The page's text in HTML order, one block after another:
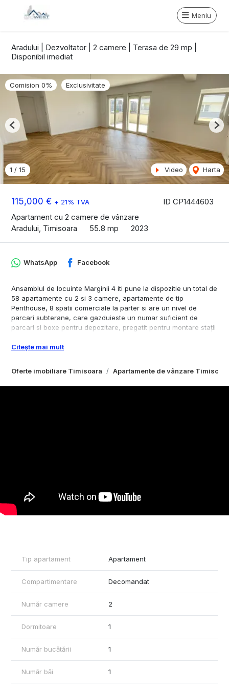
Meniu
Aradului | Dezvoltator | 2 camere | Terasa de 29 mp |
Disponibil imediat
ID CP1444603
115,000 € + 21% TVA
Apartament cu 2 camere de vânzare
Aradului, Timisoara
55.8 mp 2023
Comision 0% Exclusivitate
1 / 15 Video Harta
Previous
Oferte imobiliare Timisoara Apartamente de vânzare Timisoara
WhatsApp Facebook
Ansamblul de locuinte Marginii 4 iti pune la dispozitie un total de
58 apartamente cu 2 si 3 camere, apartamente de tip
Penthouse, 8 spatii comerciale la parter si are un nivel de
parcari subterane, care gazduieste un numar suficient de
parcari si boxe pentru depozitare, pregatit pentru montare stații
Situat intr-o zona apreciata de toti Timisorenii: zona Aradului.
unitati bancare, unitati medicale, scoli publice si private, centre
comerciale.
o Termostat de ambient in fiecare camera
o Centrala proprie in condensatie Bosch
o Instalație electrica Gewis
cuprinse intre 49 si 74 mp.
- 56 mp utili + terasa 29 mp, etaj retras
3 camere:
- 69 mp utili + terasa 10mp, etaj 1-4
- 71 mp utili + terasa 10 mp, etaj 1-4
- 75.82 mp utili + terasa 42.53 mp, etaj retras
- 76.58 mp utili + terasa 44 mp, etaj retras
Citește mai mult
Tip apartament Apartament
Compartimentare Decomandat
Număr camere 2
Dormitoare 1
Număr bucătării 1
Număr băi 1